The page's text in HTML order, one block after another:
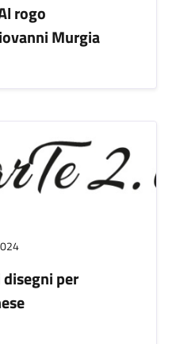
rogo
Murgia
per